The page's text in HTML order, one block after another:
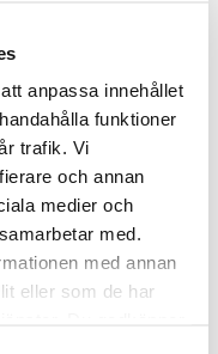
anpassa innehållet
funktioner
trafik. Vi
och annan
medier och
med.
med annan
eller som de har